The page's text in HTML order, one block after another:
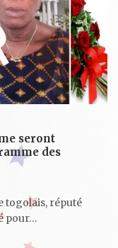
seront
des
togolais, réputé
pour…